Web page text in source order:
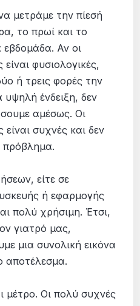
μετράμε την πίεσή
το πρωί και το
εβδομάδα. Αν οι
φυσιολογικές,
ή τρεις φορές την
ένδειξη, δεν
αμέσως. Οι
είναι συχνές και δεν
πρόβλημα.
είτε σε
ή εφαρμογής
πολύ χρήσιμη. Έτσι,
γιατρό μας,
μια συνολική εικόνα
αποτέλεσμα.
μέτρο. Οι πολύ συχνές